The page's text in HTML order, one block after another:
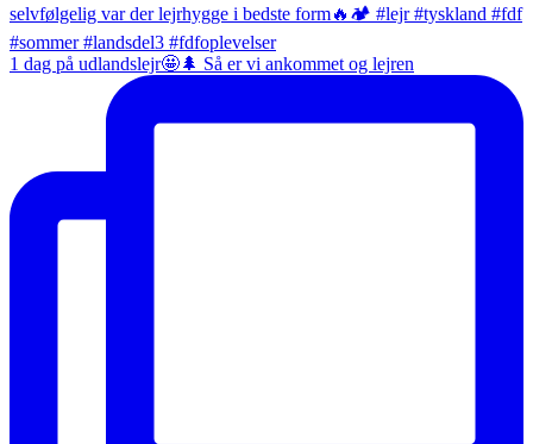
1 dag på udlandslejr🤩🌲 Så er vi ankommet og lejren